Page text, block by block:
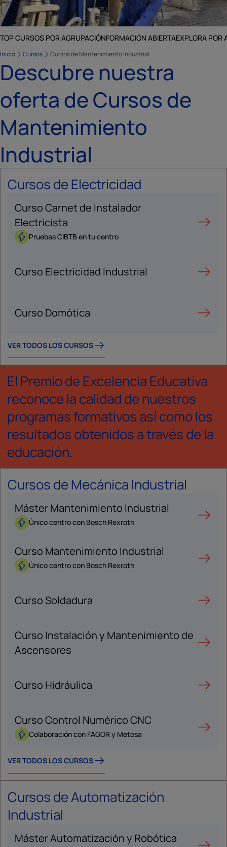
TOP CURSOS POR AGRUPACIÓNFORMACIÓN ABIERTAEXPLORA POR
Inicio Cursos Cursos de Mantenimiento Industrial
Descubre nuestra
oferta de Cursos de
Mantenimiento
Industrial
Cursos de Electricidad
Curso Carnet de Instalador
Electricista
Pruebas CIBTB en tu centro
Curso Electricidad Industrial
Curso Domótica
VER TODOS LOS CURSOS
El Premio de Excelencia Educativa
reconoce la calidad de nuestros
programas formativos así como los
resultados obtenidos a través de la
educación.
Cursos de Mecánica Industrial
Máster Mantenimiento Industrial
Único centro con Bosch Rexroth
Curso Mantenimiento Industrial
Único centro con Bosch Rexroth
Curso Soldadura
Curso Instalación y Mantenimiento de
Ascensores
Curso Hidráulica
Curso Control Numérico CNC
Colaboración con FAGOR y Metosa
VER TODOS LOS CURSOS
Cursos de Automatización
Industrial
Máster Automatización y Robótica